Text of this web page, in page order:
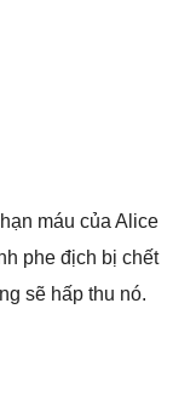
máu của Alice
phe địch bị chết
sẽ hấp thu nó.